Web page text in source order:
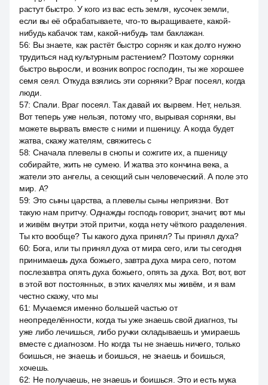
растут быстро. У кого из вас есть земля, кусочек земли,
если вы её обрабатываете, что-то выращиваете, какой-
нибудь кабачок там, какой-нибудь там баклажан.
56: Вы знаете, как растёт быстро сорняк и как долго нужно
трудиться над культурным растением? Поэтому сорняки
быстро выросли, и возник вопрос господин, ты же хорошее
семя сеял. Откуда взялись эти сорняки? Враг посеял, когда
люди.
57: Спали. Враг посеял. Так давай их вырвем. Нет, нельзя.
Вот теперь уже нельзя, потому что, вырывая сорняки, вы
можете вырвать вместе с ними и пшеницу. А когда будет
жатва, скажу жателям, свяжитесь с
58: Сначала плевелы в снопы и сожгите их, а пшеницу
собирайте, жить не сумею. И жатва это кончина века, а
жатели это ангелы, а сеющий сын человеческий. А поле это
мир. А?
59: Это сыны царства, а плевелы сыны неприязни. Вот
такую нам притчу. Однажды господь говорит, значит, вот мы
и живём внутри этой притчи, когда нету чёткого разделения.
Ты кто вообще? Ты какого духа принял? Ты принял духа?
60: Бога, или ты принял духа от мира сего, или ты сегодня
принимаешь духа божьего, завтра духа мира сего, потом
послезавтра опять духа божьего, опять за духа. Вот, вот, вот
в этой вот постоянных, в этих качелях мы живём, и я вам
честно скажу, что мы
61: Мучаемся именно большей частью от
неопределённости, когда ты уже знаешь свой диагноз, ты
уже либо лечишься, либо ручки складываешь и умираешь
вместе с диагнозом. Но когда ты не знаешь ничего, только
боишься, не знаешь и боишься, не знаешь и боишься,
хочешь.
62: Не получаешь, не знаешь и боишься. Это и есть мука